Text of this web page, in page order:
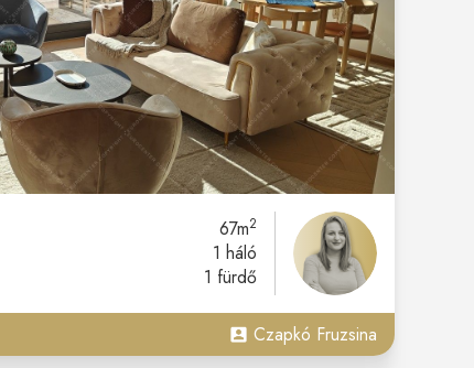
67m2
1 háló
1 fürdő
Czapkó Fruzsina